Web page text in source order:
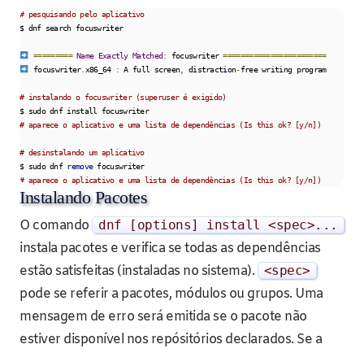
# pesquisando pelo aplicativo
$ dnf search focuswriter
========= Name Exactly Matched: focuswriter ========================
focuswriter. x86_64 : A full screen, distraction-free writing program
# instalando o focuswriter (superuser é exigido)
# aparece o aplicativo e uma lista de dependências (Is this ok? [y/n])
# desinstalando um aplicativo
$ sudo dnf remove
focuswriter
# aparece o aplicativo e uma lista de dependências (Is this ok? [y/n])
Instalando Pacotes
O comando dnf [ options] install <spec>...
instala pacotes e verifica se todas as dependências
estão satisfeitas (instaladas no sistema).
<spec>
pode se referir a pacotes, módulos ou grupos. Uma
mensagem de erro será emitida se o pacote não
estiver disponível nos repósitórios declarados. Se a